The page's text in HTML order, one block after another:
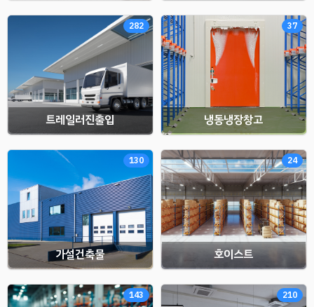
282
트레일러진출입
37
냉동냉장창고
130
가설건축물
24
호이스트
143 210